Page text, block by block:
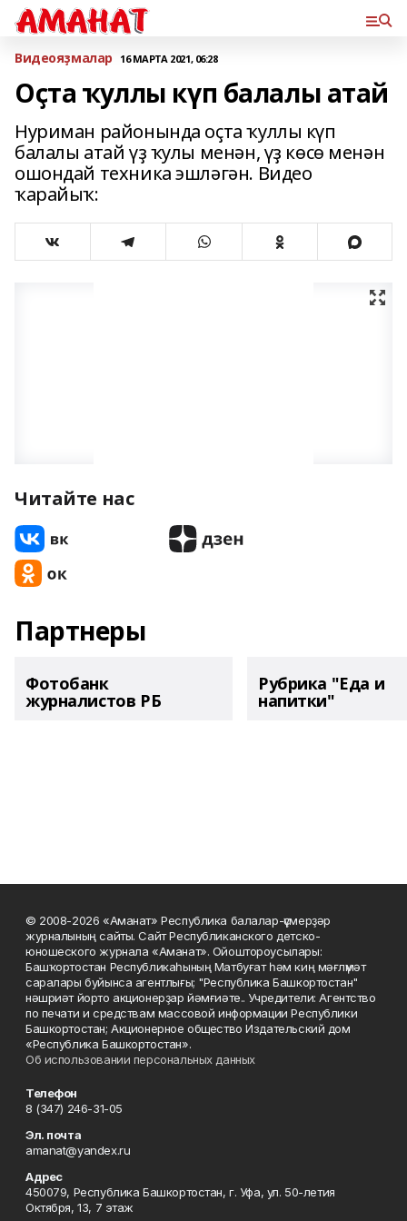
Bидеояҙмалар 16 МАРТА 2021, 06:28
Оҫта ҡуллы күп балалы атай
Нуриман районында оҫта ҡуллы күп
балалы атай үҙ ҡулы менән, үҙ көсө менән
ошондай техника эшләгән. Видео
ҡарайыҡ:
Читайте нас
Партнеры
Фотобанк
журналистов РБ
Рубрика "Еда и
напитки"
© 2008-2026 «Аманат» Республика балалар-үҫмерҙәр
журналының сайты. Сайт Республиканского детско-
юношеского журнала «Аманат». Ойоштороусылары:
Башҡортостан Республикаһының Матбуғат һәм киң мәғлүмәт
саралары буйынса агентлығы; "Республика Башкортостан"
нәшриәт йорто акционерҙар йәмғиәте.. Учредители: Агентство
по печати и средствам массовой информации Республики
Башкортостан; Акционерное общество Издательский дом
«Республика Башкортостан».
Об использовании персональных данных
Телефон
8 (347) 246-31-05
Эл. почта
amanat@yandex.ru
Адрес
450079, Республика Башкортостан, г. Уфа, ул. 50-летия
Октября, 13, 7 этаж